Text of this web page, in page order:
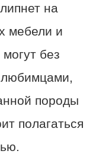
на
мебели и
без
породы
полагаться